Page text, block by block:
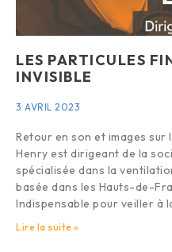
LES PARTICULES
INVISIBLE
3 AVRIL 2023
Retour en son et images sur
Henry est dirigeant de la
spécialisée dans la
basée dans les Hauts-de-
Indispensable pour veiller à
Lire la suite »